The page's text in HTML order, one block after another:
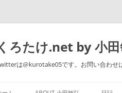
くろたけ.net by 小
は@kurotake05です。お問い合わせ